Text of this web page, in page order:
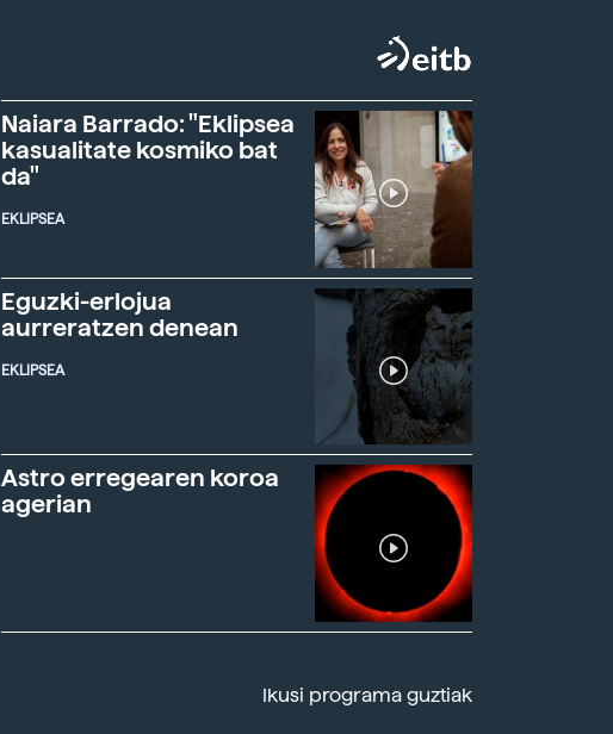
Naiara Barrado: "Eklipsea
kasualitate kosmiko bat
da"
EKLIPSEA
Eguzki-erlojua
aurreratzen denean
EKLIPSEA
Astro erregearen koroa
agerian
Ikusi programa guztiak